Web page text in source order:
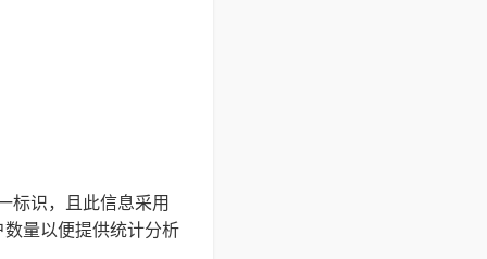
标识，且此信息采用
量以便提供统计分析